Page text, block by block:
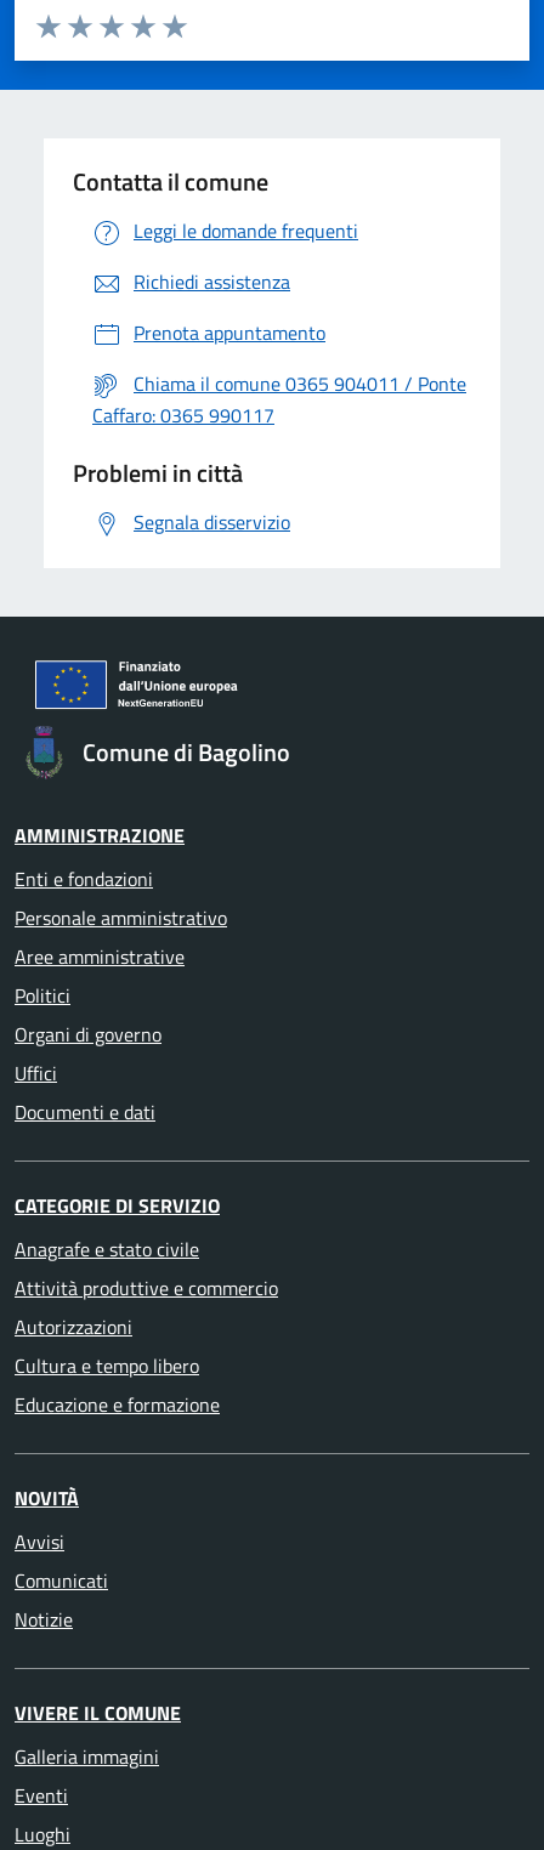
Valuta da 1 a 5 stelle la pagina
Valuta 5 stelle su 5
Valuta 4 stelle su 5
Valuta 3 stelle su 5
Valuta 2 stelle su 5
Valuta 1 stelle su 5
Contatta il comune
Leggi le domande frequenti
Richiedi assistenza
Prenota appuntamento
Chiama il comune 0365 904011 / Ponte
Caffaro: 0365 990117
Problemi in città
Segnala disservizio
Comune di Bagolino
AMMINISTRAZIONE
Enti e fondazioni
Personale amministrativo
Aree amministrative
Politici
Organi di governo
Uffici
Documenti e dati
CATEGORIE DI SERVIZIO
Anagrafe e stato civile
Attività produttive e commercio
Autorizzazioni
Cultura e tempo libero
Educazione e formazione
NOVITÀ
Avvisi
Comunicati
Notizie
VIVERE IL COMUNE
Galleria immagini
Eventi
Luoghi